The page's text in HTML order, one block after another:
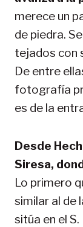
merece un
de piedra.
tejados con
De entre
fotografía
es de la
Desde
Siresa,
Lo primero
similar al de
sitúa en el